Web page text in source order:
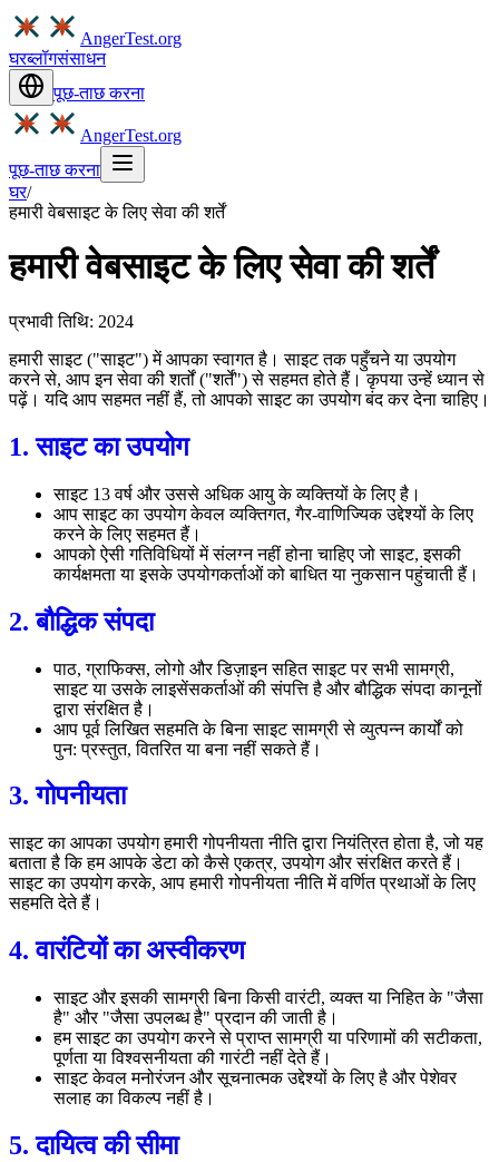
AngerTest.org
घरब्लॉगसंसाधन
पूछ-ताछ करना
AngerTest.org
पूछ-ताछ करना
घर/
हमारी वेबसाइट के लिए सेवा की शर्तें
हमारी वेबसाइट के लिए सेवा की शर्तें
प्रभावी तिथि: 2024
हमारी साइट ("साइट") में आपका स्वागत है। साइट तक पहुँचने या उपयोग
करने से, आप इन सेवा की शर्तों ("शर्तें") से सहमत होते हैं। कृपया उन्हें ध्यान से
पढ़ें। यदि आप सहमत नहीं हैं, तो आपको साइट का उपयोग बंद कर देना चाहिए।
1. साइट का उपयोग
साइट 13 वर्ष और उससे अधिक आयु के व्यक्तियों के लिए है।
आप साइट का उपयोग केवल व्यक्तिगत, गैर-वाणिज्यिक उद्देश्यों के लिए
करने के लिए सहमत हैं।
आपको ऐसी गतिविधियों में संलग्न नहीं होना चाहिए जो साइट, इसकी
कार्यक्षमता या इसके उपयोगकर्ताओं को बाधित या नुकसान पहुंचाती हैं।
2. बौद्धिक संपदा
पाठ, ग्राफिक्स, लोगो और डिज़ाइन सहित साइट पर सभी सामग्री,
साइट या उसके लाइसेंसकर्ताओं की संपत्ति है और बौद्धिक संपदा कानूनों
द्वारा संरक्षित है।
आप पूर्व लिखित सहमति के बिना साइट सामग्री से व्युत्पन्न कार्यों को
पुन: प्रस्तुत, वितरित या बना नहीं सकते हैं।
3. गोपनीयता
साइट का आपका उपयोग हमारी गोपनीयता नीति द्वारा नियंत्रित होता है, जो यह
बताता है कि हम आपके डेटा को कैसे एकत्र, उपयोग और संरक्षित करते हैं।
साइट का उपयोग करके, आप हमारी गोपनीयता नीति में वर्णित प्रथाओं के लिए
सहमति देते हैं।
4. वारंटियों का अस्वीकरण
साइट और इसकी सामग्री बिना किसी वारंटी, व्यक्त या निहित के "जैसा
है" और "जैसा उपलब्ध है" प्रदान की जाती है।
हम साइट का उपयोग करने से प्राप्त सामग्री या परिणामों की सटीकता,
पूर्णता या विश्वसनीयता की गारंटी नहीं देते हैं।
साइट केवल मनोरंजन और सूचनात्मक उद्देश्यों के लिए है और पेशेवर
सलाह का विकल्प नहीं है।
5. दायित्व की सीमा